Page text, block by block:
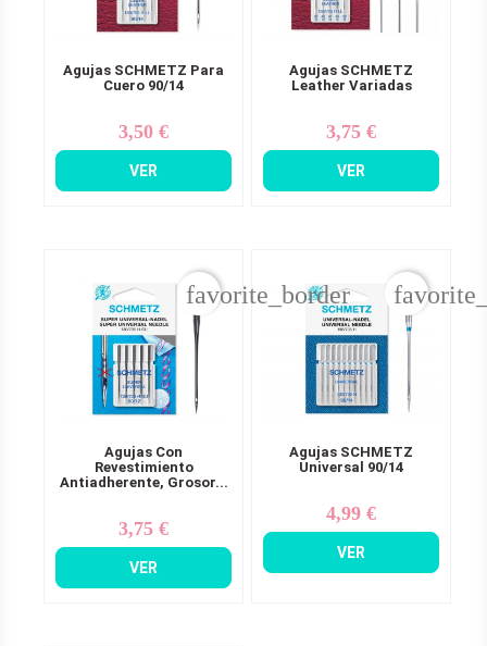
Agujas SCHMETZ Para
Cuero 90/14
Precio
3,50 €
VER
Agujas SCHMETZ
Leather Variadas
Precio
3,75 €
VER
Agujas Con
Revestimiento
Antiadherente, Grosor...
Precio
3,75 €
VER
favorite_border
Agujas SCHMETZ
Universal 90/14
Precio
4,99 €
VER